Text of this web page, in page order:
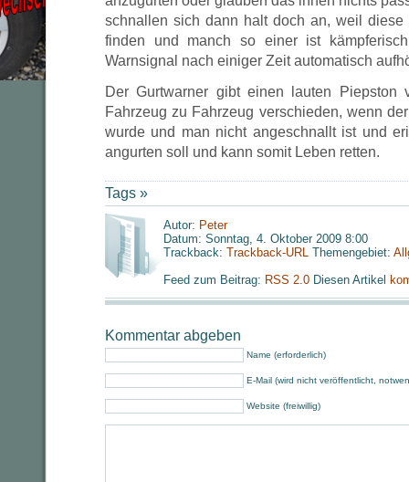
schnallen sich dann halt doch an, weil diese
finden und manch so einer ist
Warnsignal nach einiger Zeit automatisch
Der Gurtwarner gibt einen lauten
Fahrzeug zu Fahrzeug verschieden, wenn
wurde und man nicht angeschnallt ist und
angurten soll und kann somit Leben retten.
Tags »
Autor: Peter
Datum: Sonntag, 4. Oktober 2009 8:00
Trackback: Trackback-URL Themengebiet:
Feed zum Beitrag: RSS 2.0 Diesen Artikel
Kommentar abgeben
Name (erforderlich)
E-Mail (wird nicht veröffentlicht,
Website (freiwillig)